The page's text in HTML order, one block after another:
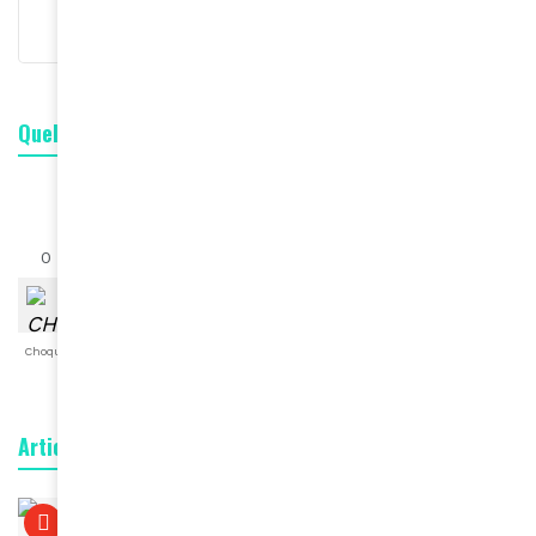
Quelle est votre réaction ?
0
Choqué
Articles connexes